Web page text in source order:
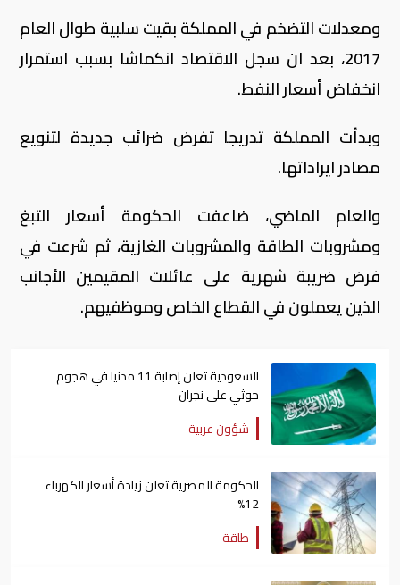
ومعدلات التضخم في المملكة بقيت سلبية طوال العام
2017، بعد ان سجل الاقتصاد انكماشا بسبب استمرار
انخفاض أسعار النفط.
وبدأت المملكة تدريجا تفرض ضرائب جديدة لتنويع
مصادر ايراداتها.
والعام الماضي، ضاعفت الحكومة أسعار التبغ
ومشروبات الطاقة والمشروبات الغازية، ثم شرعت في
فرض ضريبة شهرية على عائلات المقيمين الأجانب
الذين يعملون في القطاع الخاص وموظفيهم.
السعودية تعلن إصابة 11 مدنيا في هجوم
حوثي على نجران
شؤون عربية
الحكومة المصرية تعلن زيادة أسعار الكهرباء
12%
طاقة